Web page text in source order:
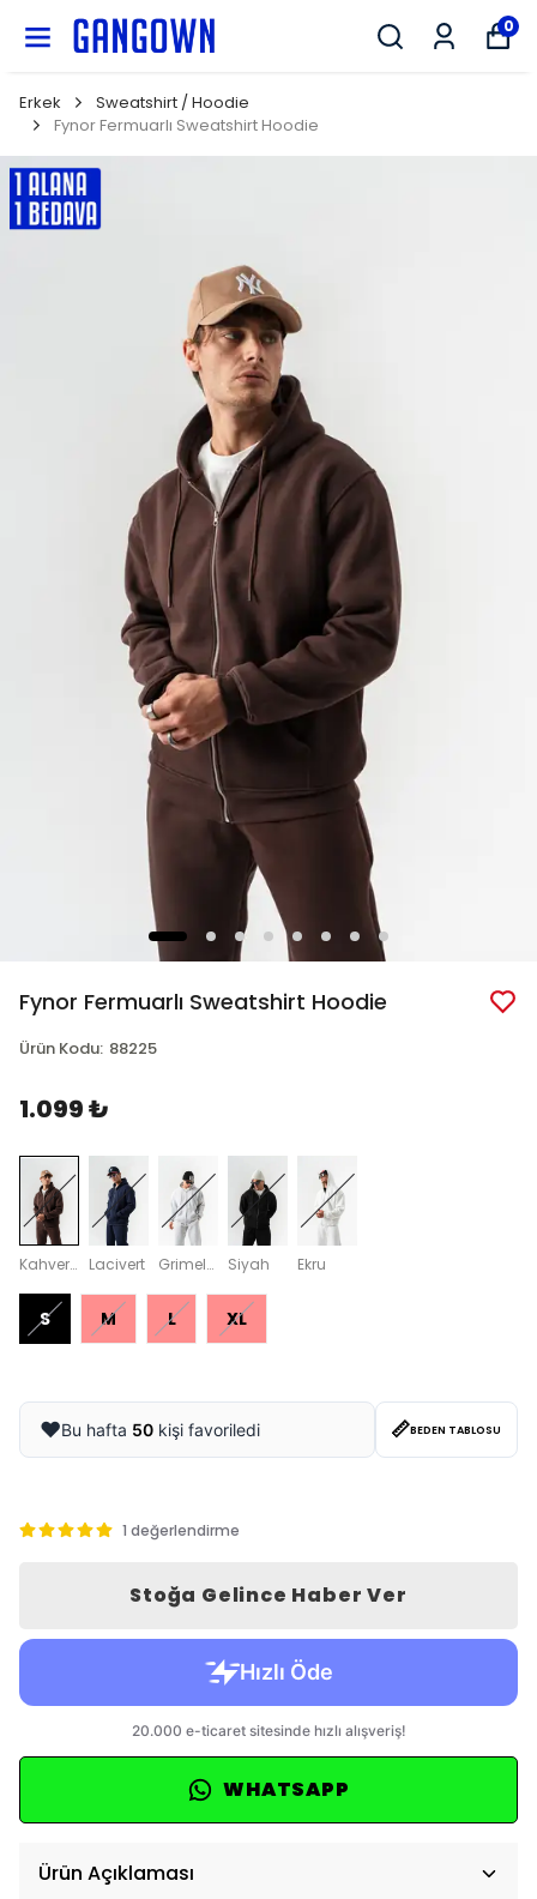
0
Erkek
Sweatshirt / Hoodie
Fynor Fermuarlı Sweatshirt Hoodie
Fynor Fermuarlı Sweatshirt Hoodie
Ürün Kodu: 88225
1.099 ₺
Kahverengi Lacivert Grimelanj Siyah Ekru
S M L XL
❤️Bu hafta 50 kişi favoriledi 📏BEDEN TABLOSU
1 değerlendirme
Stoğa Gelince Haber Ver
WHATSAPP
Ürün Açıklaması